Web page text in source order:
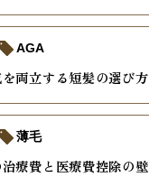
両立する短髪の選び方
AGA
療費と医療費控除の壁
薄毛